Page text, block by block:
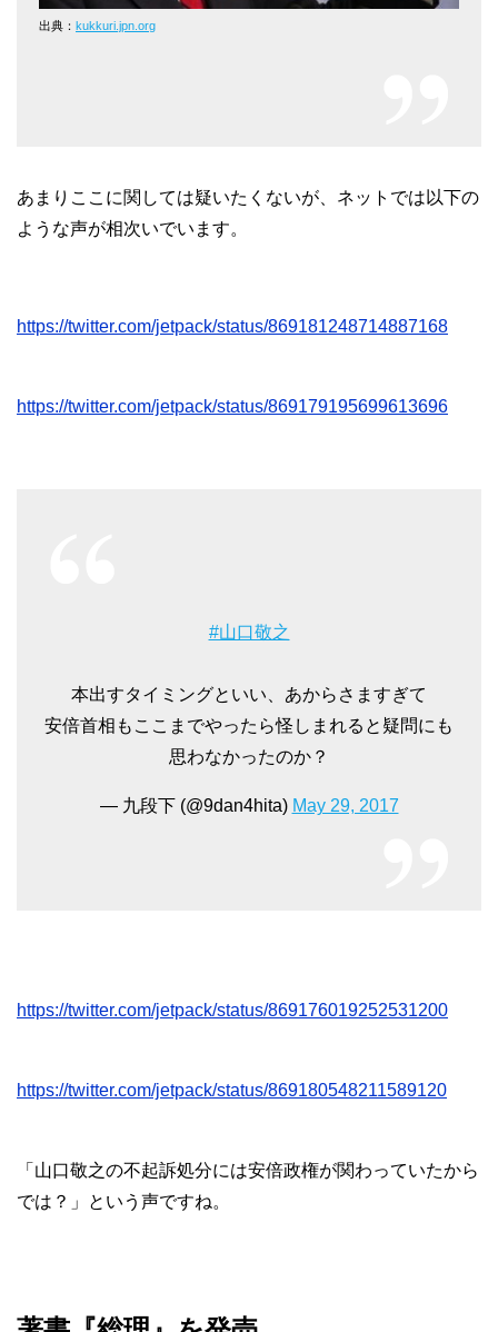
出典： kukkuri.jpn.org
あまりここに関しては疑いたくないが、ネットでは以下の
ような声が相次いでいます。
https://twitter.com/jetpack/status/869181248714887168
https://twitter.com/jetpack/status/869179195699613696
#山口敬之
本出すタイミングといい、あからさますぎて
安倍首相もここまでやったら怪しまれると疑問にも
思わなかったのか？
— 九段下 (@9dan4hita) May 29, 2017
https://twitter.com/jetpack/status/869176019252531200
https://twitter.com/jetpack/status/869180548211589120
「山口敬之の不起訴処分には安倍政権が関わっていたから
では？」という声ですね。